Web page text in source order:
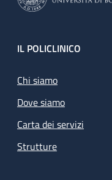
Footer
IL POLICLINICO
Chi siamo
Dove siamo
Carta dei servizi
Strutture